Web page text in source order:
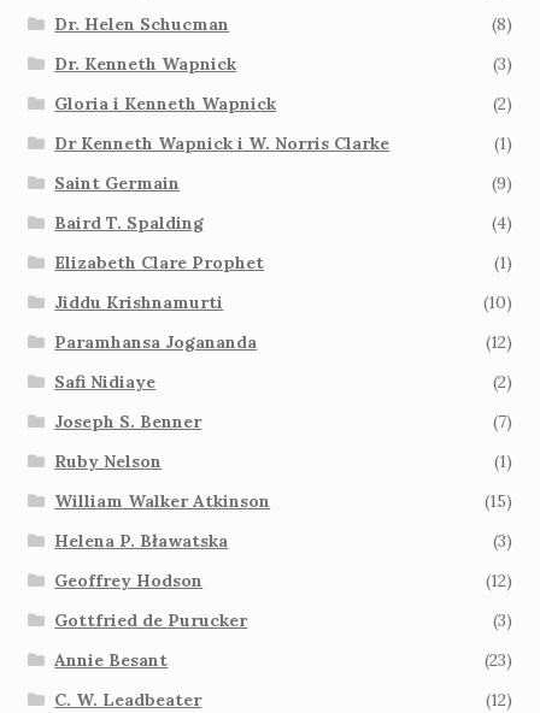
Dr. Helen Schucman
(8)
Dr. Kenneth Wapnick
(3)
Gloria i Kenneth Wapnick
(2)
Dr Kenneth Wapnick i W. Norris Clarke
(1)
Saint Germain
(9)
Baird T. Spalding
(4)
Elizabeth Clare Prophet
(1)
Jiddu Krishnamurti
(10)
Paramhansa Jogananda
(12)
Safi Nidiaye
(2)
Joseph S. Benner
(7)
Ruby Nelson
(1)
William Walker Atkinson
(15)
Helena P. Bławatska
(3)
Geoffrey Hodson
(12)
Gottfried de Purucker
(3)
Annie Besant
(23)
C. W. Leadbeater
(12)